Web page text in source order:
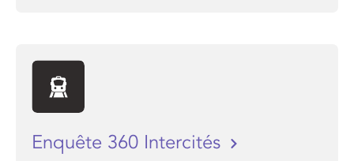
Enquête 360 Intercités